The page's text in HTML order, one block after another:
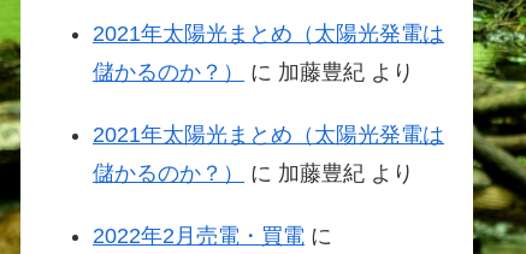
2021年太陽光まとめ（太陽光発電は
儲かるのか？）
に 加藤豊紀 より
2021年太陽光まとめ（太陽光発電は
儲かるのか？）
に 加藤豊紀 より
2022年2月売電・買電 に